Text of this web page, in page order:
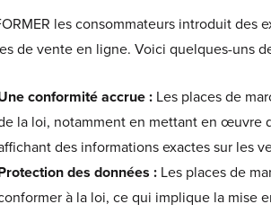
les consommateurs introduit
de vente en ligne. Voici quelques-uns
conformité accrue : Les places de
la loi, notamment en mettant en œuvre
des informations exactes sur les
des données : Les places de
à la loi, ce qui implique la mise